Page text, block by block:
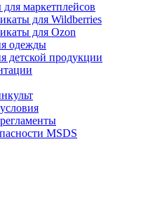
маркетплейсов
для Wildberries
для Ozon
одежды
детской продукции
MSDS